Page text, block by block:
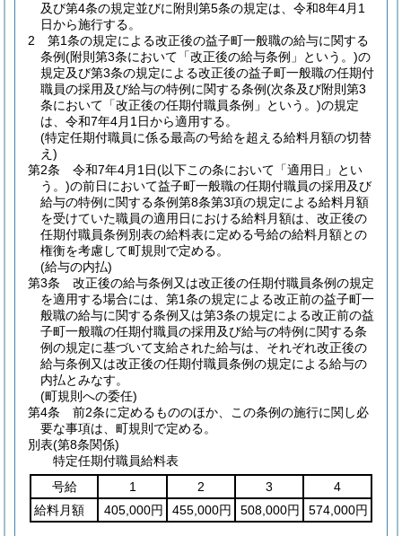
及び第4条の規定並びに附則第5条の規定は、令和8年4月1
日から施行する。
2
第1条の規定による改正後の益子町一般職の給与に関する
条例(附則第3条において「改正後の給与条例」という。)の
規定及び第3条の規定による改正後の益子町一般職の任期付
職員の採用及び給与の特例に関する条例(次条及び附則第3
条において「改正後の任期付職員条例」という。)の規定
は、令和7年4月1日から適用する。
(特定任期付職員に係る最高の号給を超える給料月額の切替
え)
第2条
令和7年4月1日(以下この条において「適用日」とい
う。)の前日において益子町一般職の任期付職員の採用及び
給与の特例に関する条例第8条第3項の規定による給料月額
を受けていた職員の適用日における給料月額は、改正後の
任期付職員条例別表の給料表に定める号給の給料月額との
権衡を考慮して町規則で定める。
(給与の内払)
第3条
改正後の給与条例又は改正後の任期付職員条例の規定
を適用する場合には、第1条の規定による改正前の益子町一
般職の給与に関する条例又は第3条の規定による改正前の益
子町一般職の任期付職員の採用及び給与の特例に関する条
例の規定に基づいて支給された給与は、それぞれ改正後の
給与条例又は改正後の任期付職員条例の規定による給与の
内払とみなす。
(町規則への委任)
第4条
前2条に定めるもののほか、この条例の施行に関し必
要な事項は、町規則で定める。
別表(第8条関係)
特定任期付職員給料表
号給
1 2 3
4
給料月額
405,000円 455,000円 508,000円 574,000円